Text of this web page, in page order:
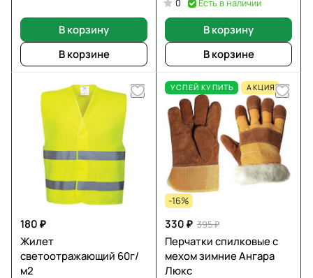
В корзину
В корзине
0 Есть в наличии
В корзину
В корзине
180 ₽
Жилет
светоотражающий 60г/
м2
УСПЕЙ КУПИТЬ АКЦИЯ
-16%
330 ₽ 395 ₽
Перчатки спилковые с
мехом зимние Ангара
Люкс